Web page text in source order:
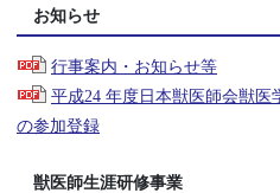
お知らせ
行事案内・お知らせ等
平成24 年度日本獣医師会獣
の参加登録
獣医師生涯研修事業